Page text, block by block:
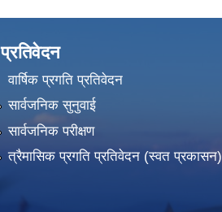
प्रतिवेदन
वार्षिक प्रगति प्रतिवेदन
सार्वजनिक सुनुवाई
सार्वजनिक परीक्षण
त्रैमासिक प्रगति प्रतिवेदन (स्वत प्रकासन)